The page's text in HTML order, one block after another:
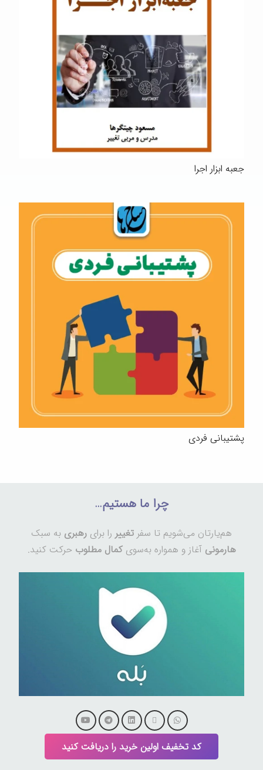
جعبه ابزار اجرا
پشتیبانی فردی
چرا ما هستیم…
هم‌یارتان می‌شویم تا سفر تغییر را برای رهبری به سبک
هارمونی آغاز و همواره به‌سوی کمال مطلوب حرکت کنید.
کد تخفیف اولین خرید را دریافت کنید